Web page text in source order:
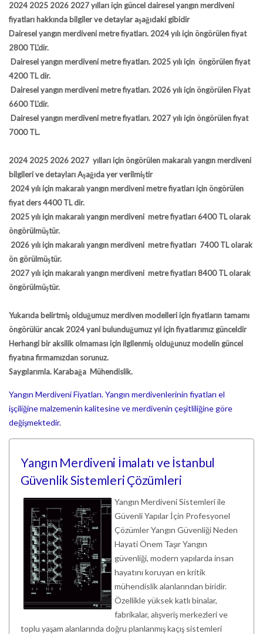
2024 2025 2026 2027 yılları için güncel dairesel yangın merdiveni
fiyatları hakkında bilgiler ve detaylar aşağıdaki gibidir
Dairesel yangın merdiveni metre fiyatları. 2024 yılı için öngörülen fiyat
2800 TL'dir.
Dairesel yangın merdiveni metre fiyatları. 2025 yılı için öngörülen fiyat
4200 TL dir.
Dairesel yangın merdiveni metre fiyatları. 2026 yılı için öngörülen Fiyat
6600 TL'dir.
Dairesel yangın merdiveni metre fiyatları. 2027 yılı için öngörülen fiyat
7000 TL.
2024 2025 2026 2027 yılları için öngörülen makaralı yangın merdiveni
bilgileri ve detayları Aşağıda yer verilmiştir
2024 yılı için makaralı yangın merdiveni metre fiyatları için öngörülen
fiyat ders 4400 TL dir.
2025 yılı için makaralı yangın merdiveni metre fiyatları 6400 TL olarak
öngörülmüştür.
2026 yılı için makaralı yangın merdiveni metre fiyatları 7400 TL olarak
ön görülmüştür.
2027 yılı için makaralı yangın merdiveni metre fiyatları 8400 TL olarak
öngörülmüştür.
Yukarıda belirtmiş olduğumuz merdiven modelleri için fiyatların tamamı
öngörülür ancak 2024 yani bulunduğumuz yıl için fiyatlarımız günceldir
Herhangi bir aksilik olmaması için ilgilenmiş olduğunuz modelin güncel
fiyatına firmamızdan sorunuz.
Saygılarımla. Karabağa Mühendislik.
Yangın Merdiveni Fiyatları. Yangın merdivenlerinin fiyatları el
işçiliğine malzemenin kalitesine ve merdivenin çeşitliliğine göre
değişmektedir.
Yangın Merdiveni İmalatı ve İstanbul
Güvenlik Sistemleri Çözümleri
Yangın Merdiveni Sistemleri ile
Güvenli Yapılar İçin Profesyonel
Çözümler Yangın Güvenliği Neden
Hayati Önem Taşır Yangın
güvenliği, modern yapılarda insan
hayatını koruyan en kritik
mühendislik alanlarından biridir.
Özellikle yüksek katlı binalar,
fabrikalar, alışveriş merkezleri ve
toplu yaşam alanlarında doğru planlanmış kaçış sistemleri